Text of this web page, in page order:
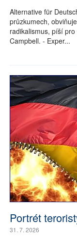
Alternative für
průzkumech,
radikalismus, píší
Campbell. - Exper...
Portrét
31. 7. 2026